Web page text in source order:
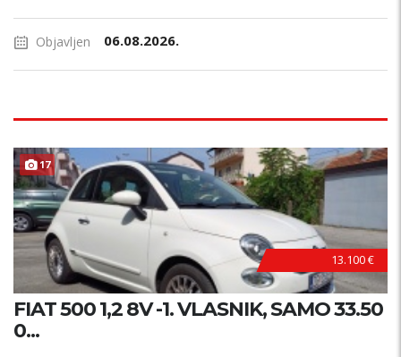
Objavljen 06.08.2026.
17
13.100 €
FIAT 500 1,2 8V -1. VLASNIK, SAMO 33.50
0...